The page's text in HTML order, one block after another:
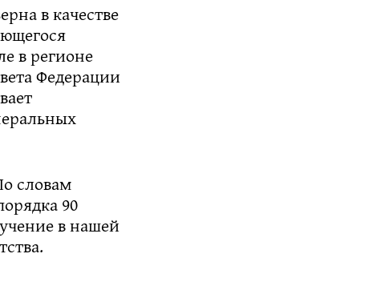
в качестве
в регионе
Федерации
словам
90
в нашей